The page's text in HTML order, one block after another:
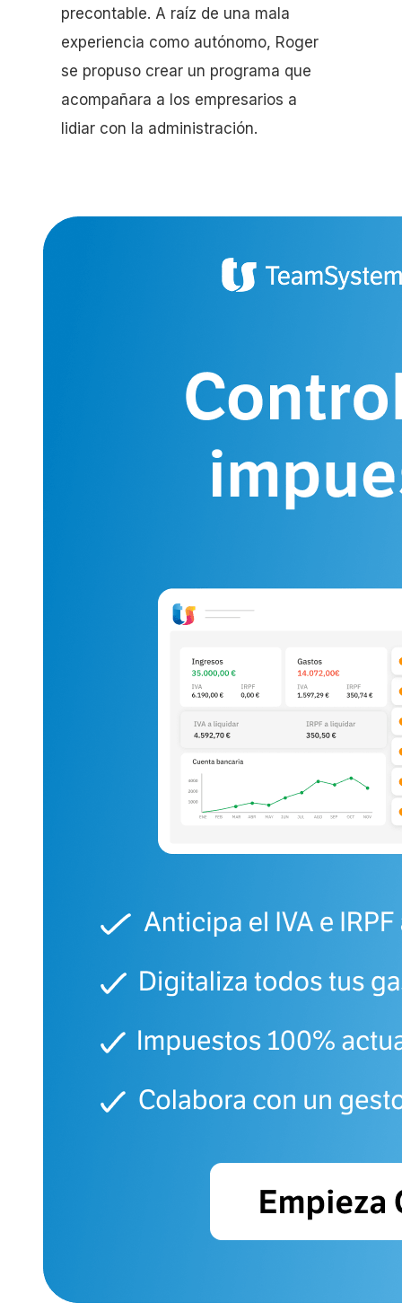
precontable. A raíz de una mala
experiencia como autónomo, Roger
se propuso crear un programa que
acompañara a los empresarios a
lidiar con la administración.